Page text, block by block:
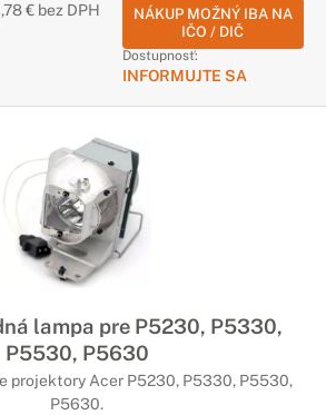
€ bez DPH
NÁKUP MOŽNÝ IBA NA
IČO / DIČ
Dostupnosť:
INFORMUJTE SA
lampa pre P5230, P5330,
P5530, P5630
projektory Acer P5230, P5330, P5530,
P5630.